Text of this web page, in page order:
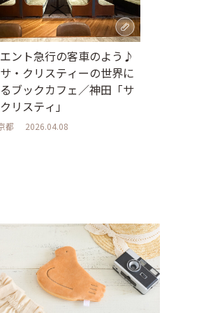
ント急行の客車のよう♪
・クリスティーの世界に
ブックカフェ／神田「サ
リスティ」
都 2026.04.08